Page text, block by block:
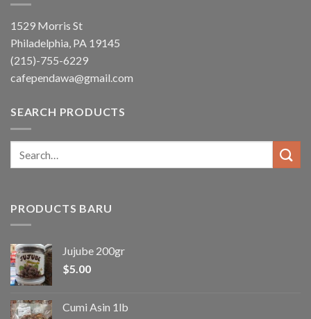
1529 Morris St
Philadelphia, PA 19145
(215)-755-6229
cafependawa@gmail.com
SEARCH PRODUCTS
PRODUCTS BARU
Jujube 200gr
$5.00
Cumi Asin 1lb